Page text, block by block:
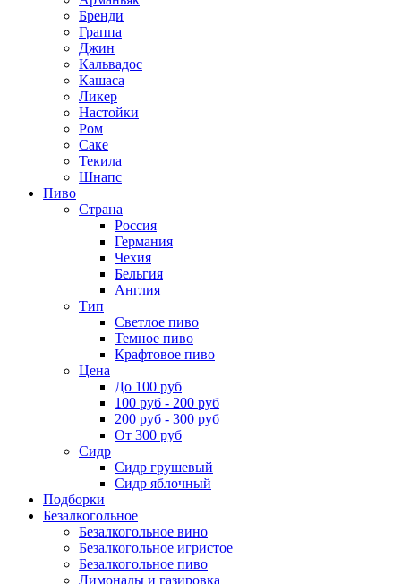
Бренди
Граппа
Джин
Кальвадос
Кашаса
Ликер
Настойки
Ром
Саке
Текила
Шнапс
Пиво
Страна
Россия
Германия
Чехия
Бельгия
Англия
Тип
Светлое пиво
Темное пиво
Крафтовое пиво
Цена
До 100 руб
100 руб - 200 руб
200 руб - 300 руб
От 300 руб
Сидр
Сидр грушевый
Сидр яблочный
Подборки
Безалкогольное
Безалкогольное вино
Безалкогольное игристое
Безалкогольное пиво
Лимонады и газировка